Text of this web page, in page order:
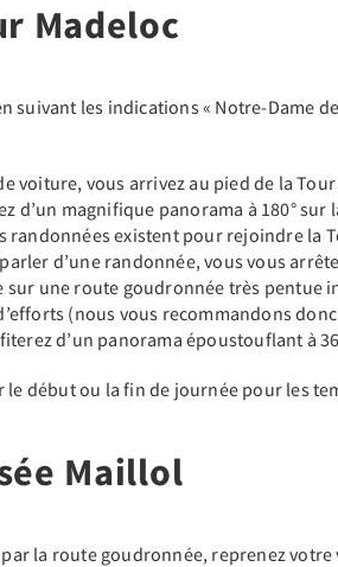
Madeloc
suivant les indications « Notre-Dame
voiture, vous arrivez au pied de la Tour
d’un magnifique panorama à 180° sur
existent pour rejoindre la
d’une randonnée, vous vous
sur une route goudronnée très pentue
(nous vous recommandons
d’un panorama époustouflant à
le début ou la fin de journée pour les
Maillol
la route goudronnée, reprenez